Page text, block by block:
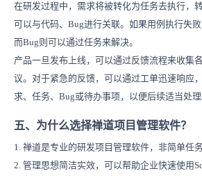
在研发过程中，需求将被转化为任务去执行，
可以与代码、Bug进行关联。如果用例执行失败
而Bug则可以通过任务来解决。
产品一旦发布上线，可以通过反馈流程来收集
议。对于紧急的反馈，可以通过工单迅速响应
求、任务、Bug或待办事项，以便后续适当处理
五、为什么选择禅道项目管理软件？
1. 禅道是专业的研发项目管理软件，非简单任
2. 管理思想简洁实效，可以帮助企业快速使用